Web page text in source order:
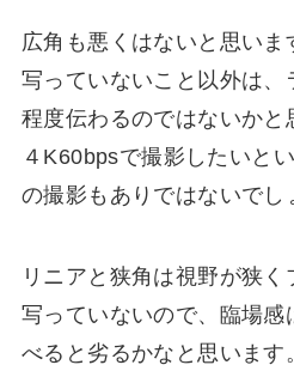
広角も悪くはないと思い
写っていないこと以外は、
程度伝わるのではないかと
４K60bpsで撮影したいと
の撮影もありではないでし
リニアと狭角は視野が狭
写っていないので、臨場感
べると劣るかなと思います